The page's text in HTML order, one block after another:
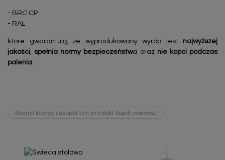
- BRC CP
- RAL
które gwarantują, że wyprodukowany wyrób jest najwyższej
jakości,spełnia normy bezpieczeństwa oraz nie kopci podczas
palenia.
Klienci którzy zakupili ten produkt kupili również: